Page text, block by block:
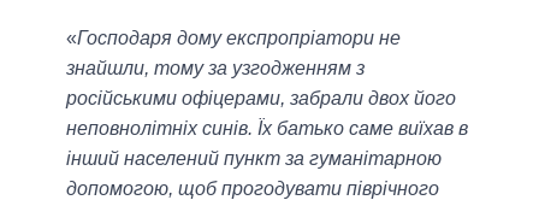
«Господаря дому експропріатори не
знайшли, тому за узгодженням з
російськими офіцерами, забрали двох його
неповнолітніх синів. Їх батько саме виїхав в
інший населений пункт за гуманітарною
допомогою, щоб прогодувати піврічного